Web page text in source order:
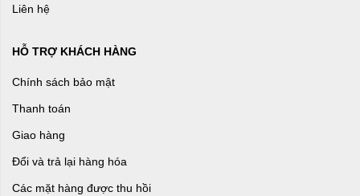
Liên hệ
HỖ TRỢ KHÁCH HÀNG
Chính sách bảo mật
Thanh toán
Giao hàng
Đổi và trả lại hàng hóa
Các mặt hàng được thu hồi